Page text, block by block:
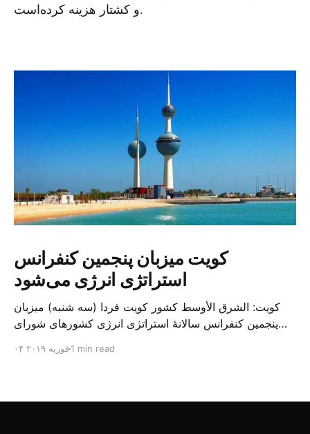
و کشتار هزینه کرده‌است.
کویت میزبان پنجمین کنفرانس
استراتژی انرژی می‌شود
کویت: الشرق الأوسط کشور کویت فردا (سه شنبه) میزبان
پنجمین کنفرانس سالانهٔ استراتژی انرژی کشورهای شورای
متخصص از شرکت‌های جهانی نفت و گاز در این کنفرانس
۰۴ فوریه ۲۰۱۹1 min read